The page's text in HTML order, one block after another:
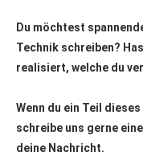
Du möchtest
Technik schreiben?
realisiert, welche du
Wenn du ein Teil
schreibe uns gerne
deine Nachricht.